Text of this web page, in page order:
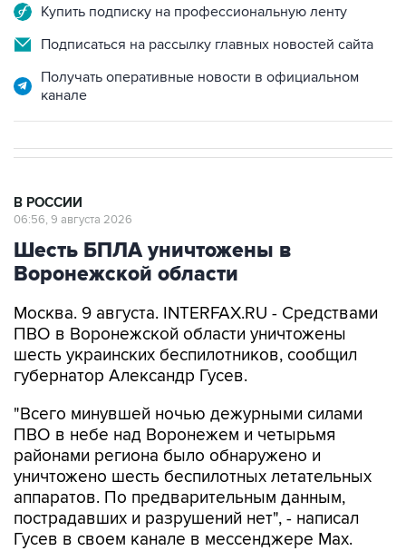
Купить подписку на профессиональную ленту
Подписаться на рассылку главных новостей сайта
Получать оперативные новости в официальном
канале
В РОССИИ
06:56, 9 августа 2026
Шесть БПЛА уничтожены в
Воронежской области
Москва. 9 августа. INTERFAX.RU - Средствами
ПВО в Воронежской области уничтожены
шесть украинских беспилотников, сообщил
губернатор Александр Гусев.
"Всего минувшей ночью дежурными силами
ПВО в небе над Воронежем и четырьмя
районами региона было обнаружено и
уничтожено шесть беспилотных летательных
аппаратов. По предварительным данным,
пострадавших и разрушений нет", - написал
Гусев в своем канале в мессенджере Max.